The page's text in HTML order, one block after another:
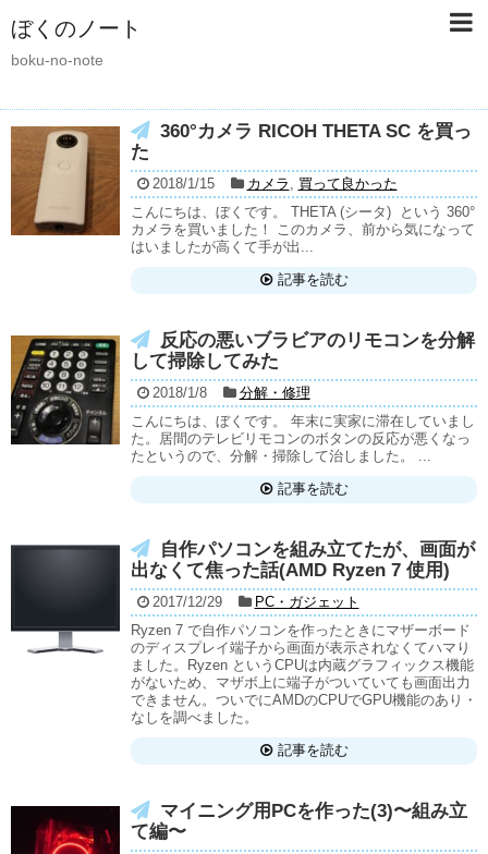
ぼくのノート
boku-no-note
360°カメラ RICOH THETA SC を買っ
た
2018/1/15 カメラ , 買って良かった
こんにちは、ぼくです。 THETA (シータ) という 360°
カメラを買いました！ このカメラ、前から気になって
はいましたが高くて手が出...
記事を読む
反応の悪いブラビアのリモコンを分解
して掃除してみた
2018/1/8
分解・修理
こんにちは、ぼくです。 年末に実家に滞在していまし
た。居間のテレビリモコンのボタンの反応が悪くなっ
たというので、分解・掃除して治しました。 ...
記事を読む
自作パソコンを組み立てたが、画面が
出なくて焦った話(AMD Ryzen 7 使用)
2017/12/29
PC・ガジェット
Ryzen 7 で自作パソコンを作ったときにマザーボード
のディスプレイ端子から画面が表示されなくてハマり
ました。Ryzen というCPUは内蔵グラフィックス機能
がないため、マザボ上に端子がついていても画面出力
できません。ついでにAMDのCPUでGPU機能のあり・
なしを調べました。
記事を読む
マイニング用PCを作った(3)〜組み立
て編〜